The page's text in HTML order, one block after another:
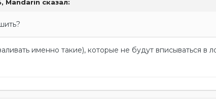
Mandarin сказал:
именно такие), которые не будут вписываться в